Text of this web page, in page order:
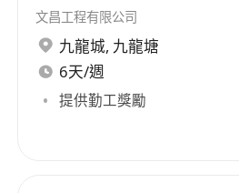
文昌工程有限公司
九龍城, 九龍塘
6天/週
提供勤工獎勵